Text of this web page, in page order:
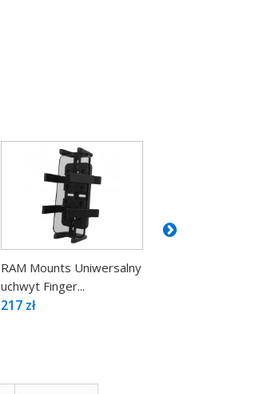
RAM Mounts Uniwersalny
uchwyt Finger...
217 zł